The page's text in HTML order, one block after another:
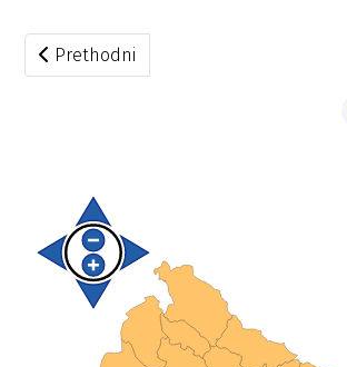
Prethodni članak: Saziv za 242. sjednicu
Prethodni